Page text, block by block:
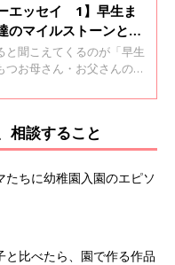
エッセイ 1】早生ま
のマイルストーンと
と聞こえてくるのが「早生
つお母さん・お父さんの心
と同じことができるだろう
です。「日本外来小児科学
会」の先生方から子育てに
さん・お父さんへのメッセ
。第1回は富山・八木小児
相談すること
ちに幼稚園入園のエピソ
と比べたら、園で作る作品